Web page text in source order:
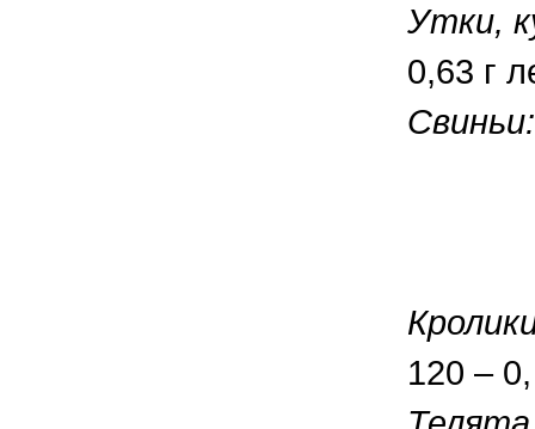
Утки,
0,63 г
Свиньи:
120 –